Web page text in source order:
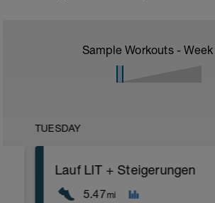
Sample Workouts - Week
TUESDAY
Lauf LIT + Steigerungen
5.47mi